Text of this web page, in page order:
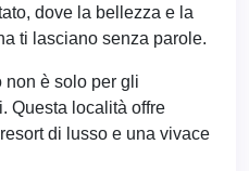
dove la bellezza e la
ti lasciano senza parole.
non è solo per gli
Questa località offre
di lusso e una vivace